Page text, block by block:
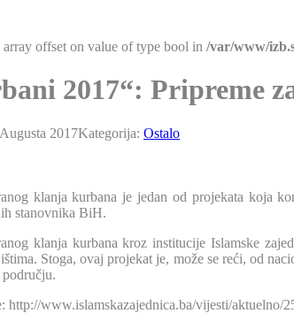
array offset on value of type bool in /var/www/
2017“: Pripreme
2017Kategorija: Ostalo
klanja kurbana je jedan od projekata koja
stanovnika BiH.
klanja kurbana kroz institucije Islamske
Stoga, ovaj projekat je, može se reći, od
http://www.islamskazajednica.ba/vijesti/